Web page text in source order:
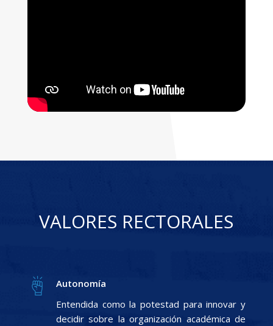
VALORES RECTORALES
Autonomía
Entendida como la potestad para innovar y
decidir sobre la organización académica de